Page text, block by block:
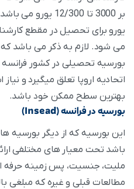
یورو برای تحصیل در مقطع
می شود. لازم به ذکر می باشد
بورسیه تحصیلی در کشور فرانسه
اتحادیه اروپا تعلق میگیرد و
بهترین سطح ممکن خود باشد.
بورسیه در فرانسه (Insead)
این بورسیه که از دیگر بورسیه
باشد تحت معیار های مختلفی
ملیت، جنسیت، پس زمینه حرفه